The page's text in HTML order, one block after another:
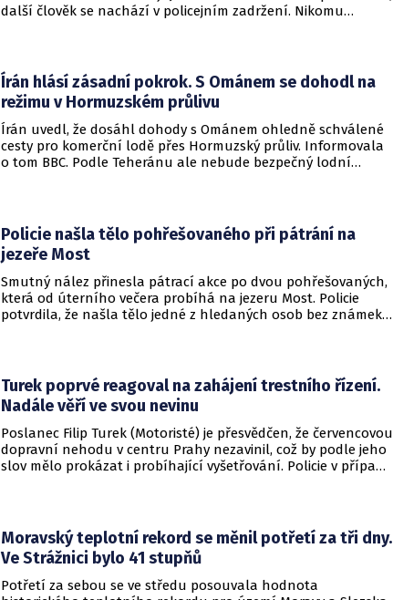
další člověk se nachází v policejním zadržení. Nikomu
Írán hlásí zásadní pokrok. S Ománem se dohodl na
režimu v Hormuzském průlivu
Írán uvedl, že dosáhl dohody s Ománem ohledně schválené
cesty pro komerční lodě přes Hormuzský průliv. Informovala
o tom BBC. Podle Teheránu ale nebude bezpečný lodní
Policie našla tělo pohřešovaného při pátrání na
jezeře Most
Smutný nález přinesla pátrací akce po dvou pohřešovaných,
která od úterního večera probíhá na jezeru Most. Policie
potvrdila, že našla tělo jedné z hledaných osob bez známek
Turek poprvé reagoval na zahájení trestního řízení.
Nadále věří ve svou nevinu
Poslanec Filip Turek (Motoristé) je přesvědčen, že červencovou
dopravní nehodu v centru Prahy nezavinil, což by podle jeho
slov mělo prokázat i probíhající vyšetřování. Policie v případu
Moravský teplotní rekord se měnil potřetí za tři dny.
Ve Strážnici bylo 41 stupňů
Potřetí za sebou se ve středu posouvala hodnota